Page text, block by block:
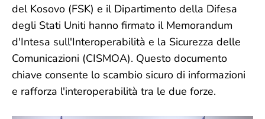
del Kosovo (FSK) e il Dipartimento della Difesa
degli Stati Uniti hanno firmato il Memorandum
d'Intesa sull'Interoperabilità e la Sicurezza delle
Comunicazioni (CISMOA). Questo documento
chiave consente lo scambio sicuro di informazioni
e rafforza l'interoperabilità tra le due forze.